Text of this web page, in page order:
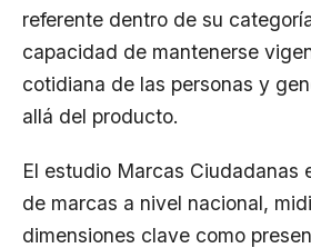
referente dentro de su
capacidad de mantenerse
cotidiana de las personas y
allá del producto.
El estudio Marcas Ciudadanas
de marcas a nivel nacional,
dimensiones clave como